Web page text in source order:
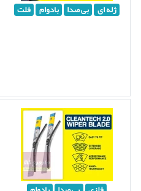
ژله ای بی صدا بادوام فلت